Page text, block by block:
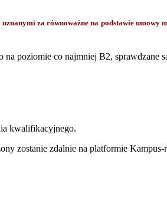
za równoważne na podstawie umowy
poziomie co najmniej B2, sprawdzane
kwalifikacyjnego.
zostanie zdalnie na platformie Kampus-